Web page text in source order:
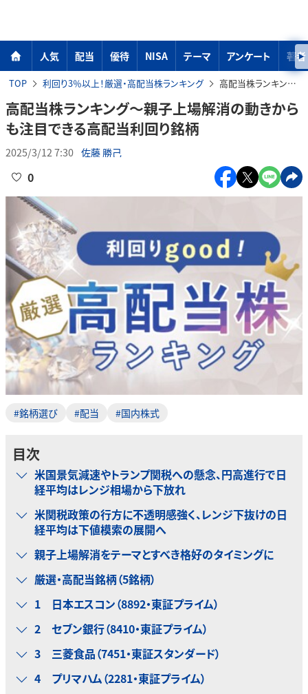
人気 配当 優待 NISA テーマ アンケート 著者
TOP 利回り3％以上！厳選・高配当株ランキング 高配当株ランキング～親子上場解消の動きからも注目できる高配当利回り銘柄
高配当株ランキング～親子上場解消の動きから
も注目できる高配当利回り銘柄
2025/3/12 7:30 佐藤 勝己
0
#銘柄選び #配当 #国内株式
目次
米国景気減速やトランプ関税への懸念、円高進行で日
経平均はレンジ相場から下放れ
米関税政策の行方に不透明感強く、レンジ下抜けの日
経平均は下値模索の展開へ
親子上場解消をテーマとすべき格好のタイミングに
厳選・高配当銘柄（5銘柄）
1 日本エスコン（8892・東証プライム）
2 セブン銀行（8410・東証プライム）
3 三菱食品（7451・東証スタンダード）
4 プリマハム（2281・東証プライム）